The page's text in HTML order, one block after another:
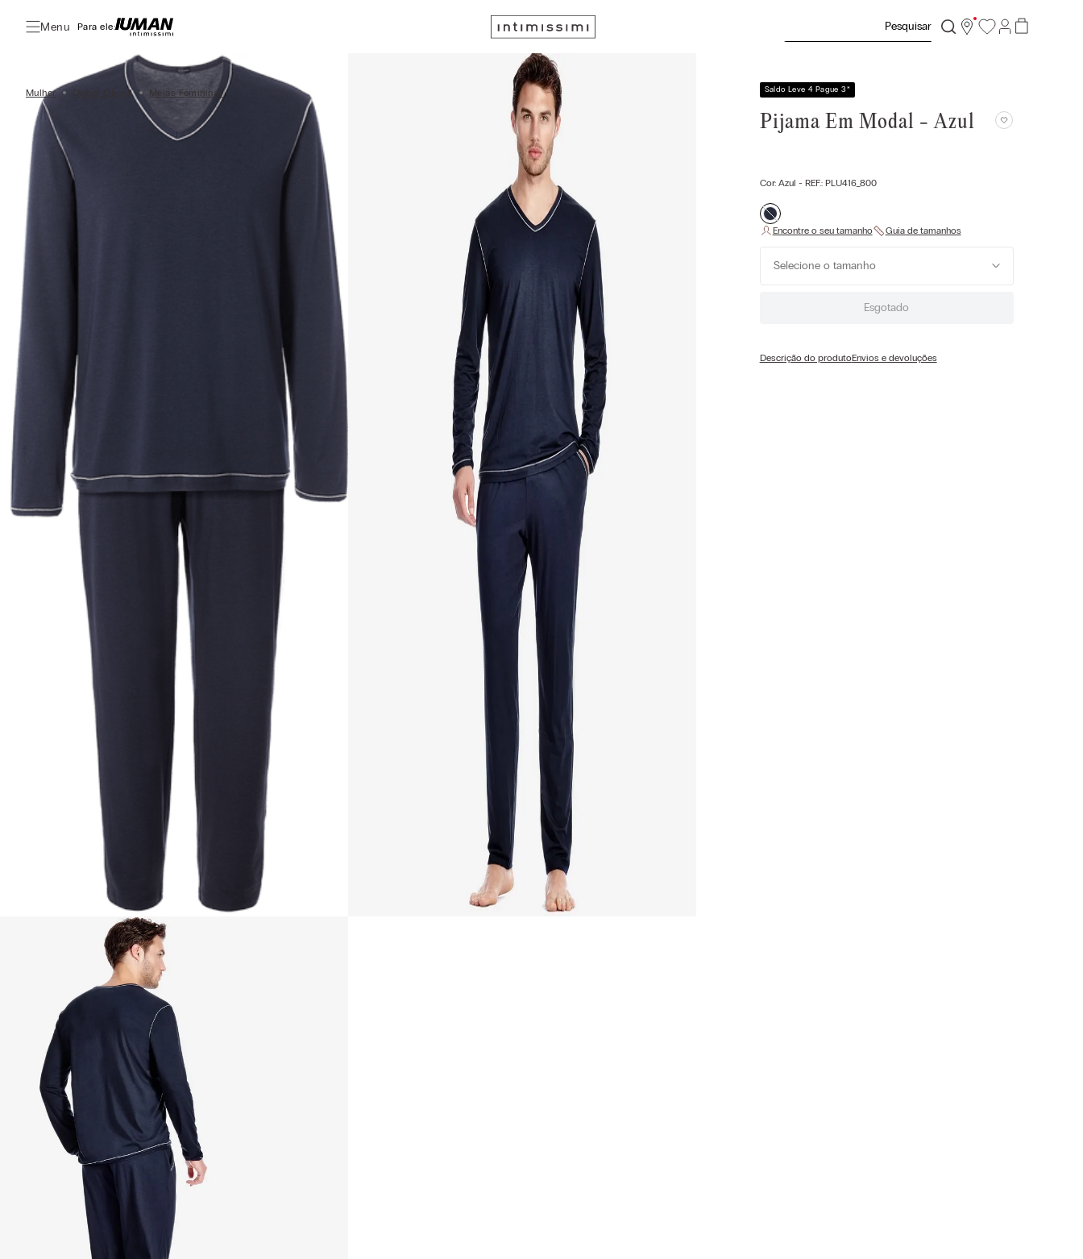
Menu Para ele:
Mulher Outlet Oficial Meias Femininas Saldo Leve 4 Pague 3*
Pijama Em Modal - Azul
Cor: Azul - REF.: PLU416_800
Selecione o tamanho
Esgotado
Descrição do produtoEnvios e devoluções